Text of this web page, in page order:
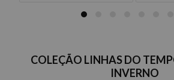
COLEÇÃO LINHAS DO
INVERNO